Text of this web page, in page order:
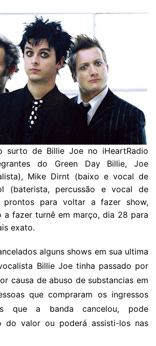
surto de Billie Joe no iHeartRadio
do Green Day Billie, Joe
Mike Dirnt (baixo e vocal de
(baterista, percussão e vocal de
para voltar a fazer show,
a fazer turnê em março, dia 28 para
exato.
alguns shows em sua ultima
Billie Joe tinha passado por
causa de abuso de substancias em
que compraram os ingressos
que a banda cancelou, pode
do valor ou poderá assisti-los nas